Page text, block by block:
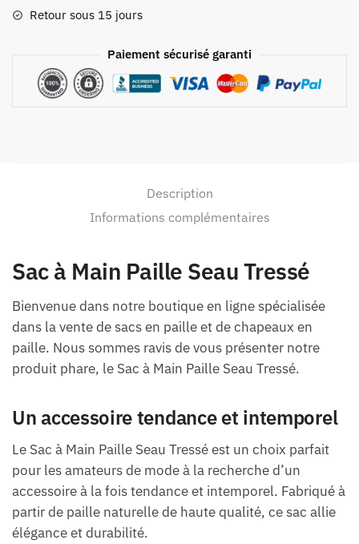
Retour sous 15 jours
Paiement sécurisé garanti
Description
Informations complémentaires
Sac à Main Paille Seau Tressé
Bienvenue dans notre boutique en ligne spécialisée
dans la vente de sacs en paille et de chapeaux en
paille. Nous sommes ravis de vous présenter notre
produit phare, le Sac à Main Paille Seau Tressé.
Un accessoire tendance et intemporel
Le Sac à Main Paille Seau Tressé est un choix parfait
pour les amateurs de mode à la recherche d’un
accessoire à la fois tendance et intemporel. Fabriqué à
partir de paille naturelle de haute qualité, ce sac allie
élégance et durabilité.